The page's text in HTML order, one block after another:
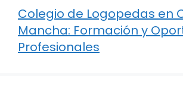
Colegio de Logopedas en
Mancha: Formación y
Profesionales